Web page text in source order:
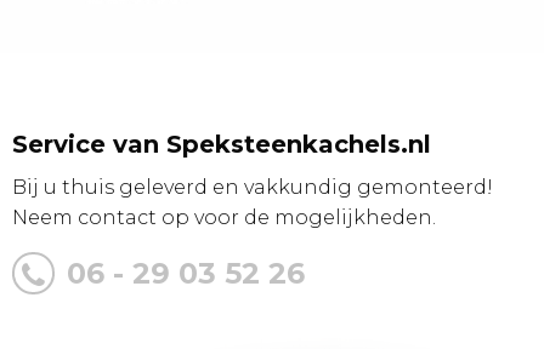
Service van Speksteenkachels.nl
Bij u thuis geleverd en vakkundig gemonteerd!
Neem contact op voor de mogelijkheden.
06 - 29 03 52 26